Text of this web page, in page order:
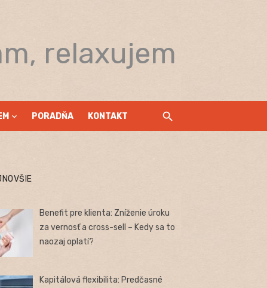
relaxujem
PORADŇA KONTAKT
Benefit pre klienta: Zníženie úroku
za vernosť a cross-sell – Kedy sa to
naozaj oplatí?
Kapitálová flexibilita: Predčasné